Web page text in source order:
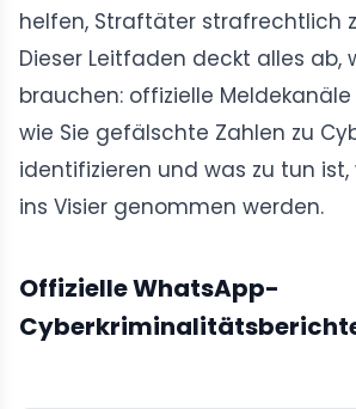
helfen, Straftäter strafrechtlich
Dieser Leitfaden deckt alles ab,
brauchen: offizielle
wie Sie gefälschte Zahlen zu
identifizieren und was zu tun ist,
ins Visier genommen werden.
Offizielle WhatsApp-